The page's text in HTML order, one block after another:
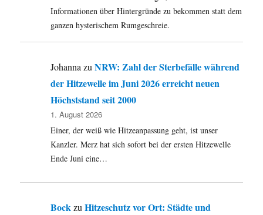
Informationen über Hintergründe zu bekommen statt dem
ganzen hysterischem Rumgeschreie.
JohannazuNRW: Zahl der Sterbefälle während
der Hitzewelle im Juni 2026 erreicht neuen
Höchststand seit 2000
1. August 2026
Einer, der weiß wie Hitzeanpassung geht, ist unser
Kanzler. Merz hat sich sofort bei der ersten Hitzewelle
Ende Juni eine…
BockzuHitzeschutz vor Ort: Städte und